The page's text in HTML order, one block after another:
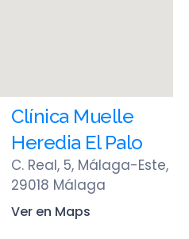
Clínica Muelle
Heredia El Palo
C. Real, 5, Málaga-Este,
29018 Málaga
Ver en Maps